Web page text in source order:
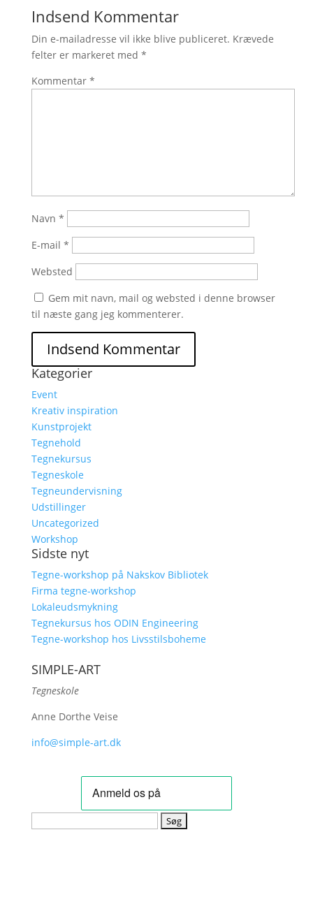
Indsend Kommentar
Din e-mailadresse vil ikke blive publiceret. Krævede
felter er markeret med *
Kommentar *
Navn *
E-mail *
Websted
Gem mit navn, mail og websted i denne browser
til næste gang jeg kommenterer.
Kategorier
Event
Kreativ inspiration
Kunstprojekt
Tegnehold
Tegnekursus
Tegneskole
Tegneundervisning
Udstillinger
Uncategorized
Workshop
Sidste nyt
Tegne-workshop på Nakskov Bibliotek
Firma tegne-workshop
Lokaleudsmykning
Tegnekursus hos ODIN Engineering
Tegne-workshop hos Livsstilsboheme
SIMPLE-ART
Tegneskole
Anne Dorthe Veise
info@simple-art.dk